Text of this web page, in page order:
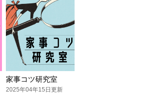
家事コツ研究室
2025年04年15日更新